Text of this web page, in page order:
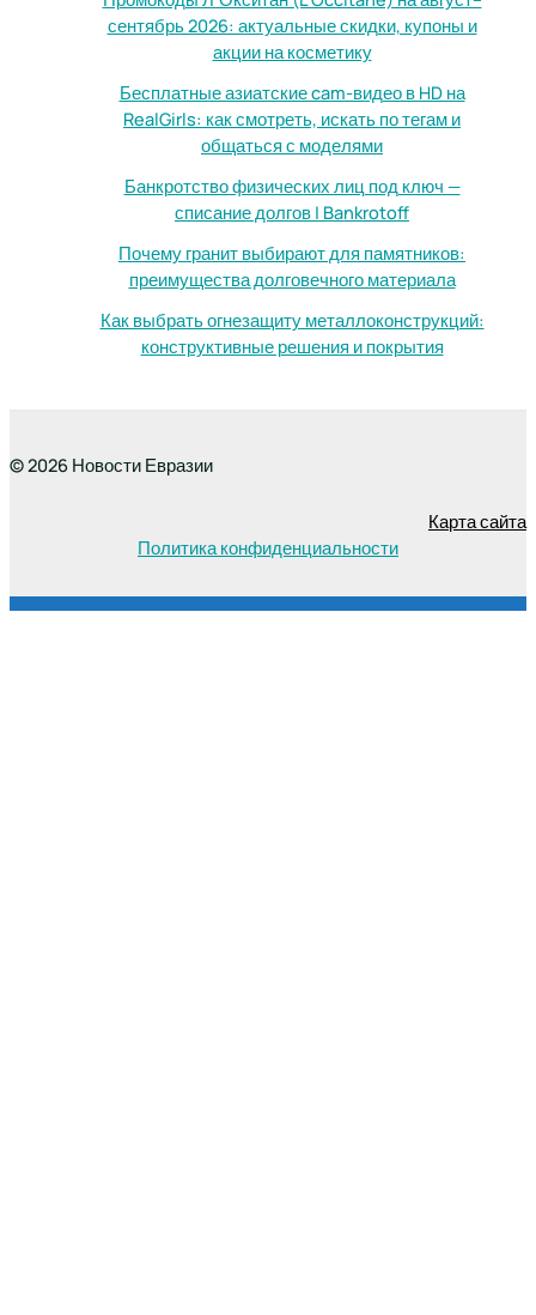
сентябрь 2026: актуальные скидки, купоны и
акции на косметику
Бесплатные азиатские cam-видео в HD на
RealGirls: как смотреть, искать по тегам и
общаться с моделями
Банкротство физических лиц под ключ —
списание долгов | Bankrotoff
Почему гранит выбирают для памятников:
преимущества долговечного материала
Как выбрать огнезащиту металлоконструкций:
конструктивные решения и покрытия
© 2026 Новости Евразии
Карта сайта
Политика конфиденциальности